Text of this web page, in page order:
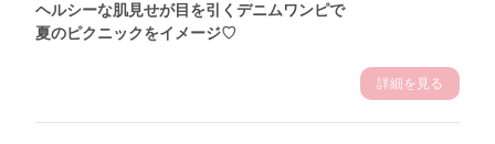
ヘルシーな肌見せが目を引くデニムワンピで
夏のピクニックをイメージ♡
詳細を見る